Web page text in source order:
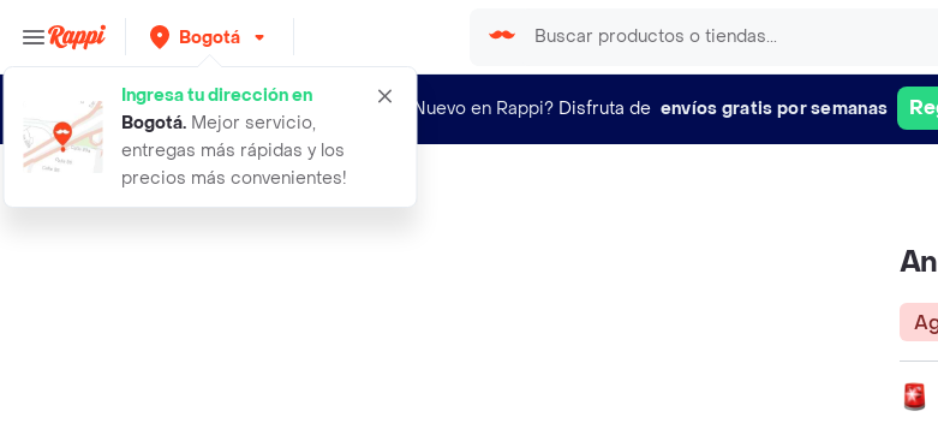
Bogotá
Ingresa tu dirección en
Bogotá. Mejor servicio,
entregas más rápidas y los
precios más convenientes!
¿Nuevo en Rappi? Disfruta de envíos gratis por semanas
andar y correr isidoro hornillos ba